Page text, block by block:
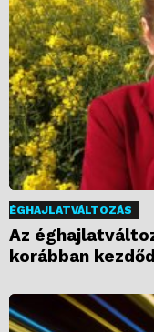
ÉGHAJLATVÁLTOZÁS
Az
korábban